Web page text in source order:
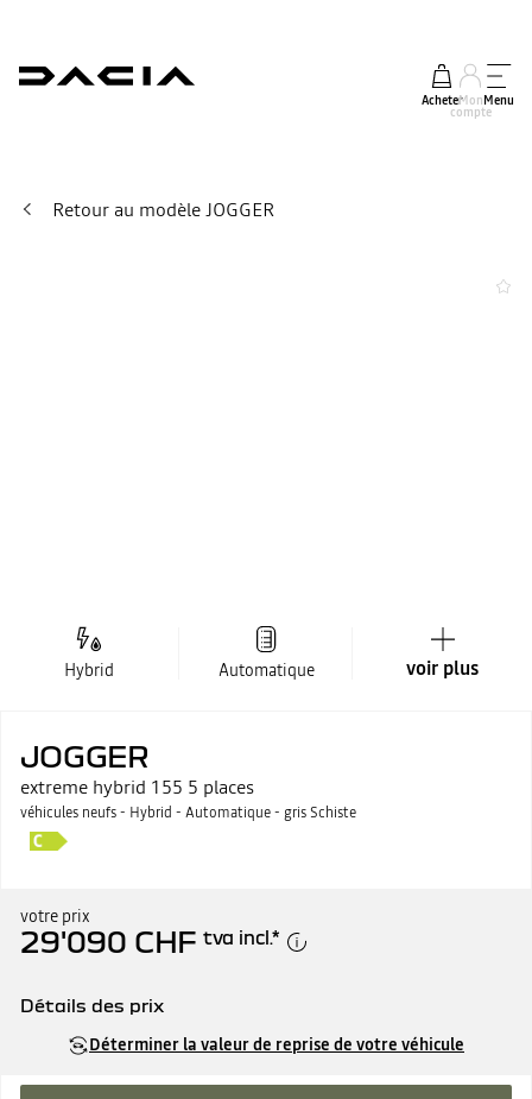
AcheterMon
compte
Menu
Retour au modèle JOGGER
Hybrid Automatique voir plus
JOGGER
extreme hybrid 155 5 places
véhicules neufs - Hybrid - Automatique - gris Schiste
votre prix
29'090 CHF tva incl.*
Détails des prix
moins prime
500 CHF
Déterminer la valeur de reprise de votre véhicule